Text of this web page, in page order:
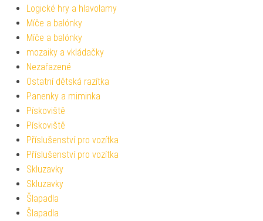
Logické hry a hlavolamy
Míče a balónky
Míče a balónky
mozaiky a vkládačky
Nezařazené
Ostatní dětská razítka
Panenky a miminka
Pískoviště
Pískoviště
Příslušenství pro vozítka
Příslušenství pro vozítka
Skluzavky
Skluzavky
Šlapadla
Šlapadla